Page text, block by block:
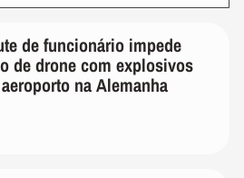
de funcionário impede
de drone com explosivos
na Alemanha